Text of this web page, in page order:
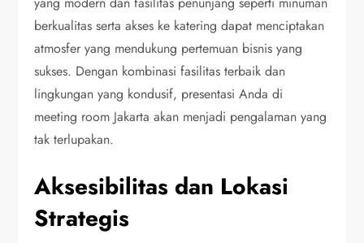
berkualitas serta akses ke katering dapat menciptakan
atmosfer yang mendukung pertemuan bisnis yang
sukses. Dengan kombinasi fasilitas terbaik dan
lingkungan yang kondusif, presentasi Anda di
meeting room Jakarta akan menjadi pengalaman yang
tak terlupakan.
Aksesibilitas dan Lokasi
Strategis